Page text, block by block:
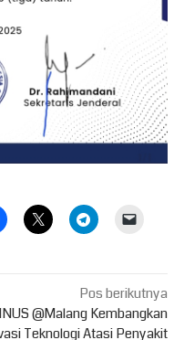
Pos berikutnya
@Malang Kembangkan
Teknologi Atasi Penyakit